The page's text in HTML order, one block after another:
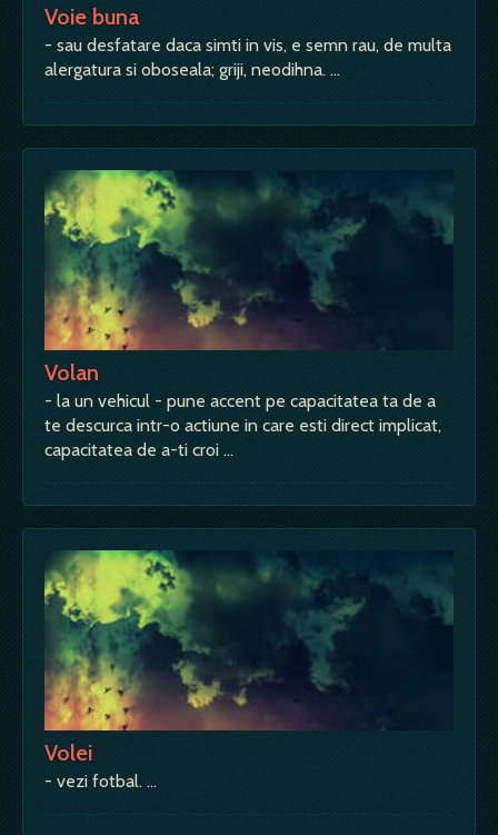
Voie buna
- sau desfatare daca simti in vis, e semn rau, de multa
alergatura si oboseala; griji, neodihna. …
Volan
- la un vehicul - pune accent pe capacitatea ta de a
te descurca intr-o actiune in care esti direct implicat,
capacitatea de a-ti croi …
Volei
- vezi fotbal. …